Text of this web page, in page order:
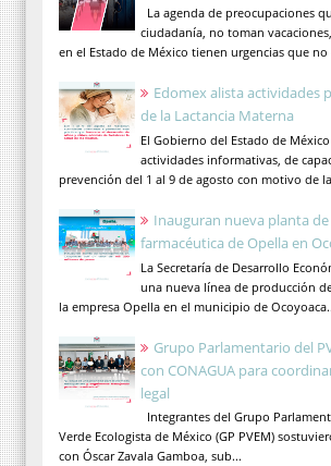
La agenda de preocupaciones
ciudadanía, no toman
en el Estado de México tienen urgencias que no
Edomex alista actividades
de la Lactancia Materna
El Gobierno del Estado de
actividades informativas, de
prevención del 1 al 9 de agosto con motivo de
Inauguran nueva planta
farmacéutica de Opella en
La Secretaría de Desarrollo
una nueva línea de producción
la empresa Opella en el municipio de
Grupo Parlamentario del
con CONAGUA para
legal
Integrantes del Grupo
Verde Ecologista de México (GP PVEM)
con Óscar Zavala Gamboa, sub...